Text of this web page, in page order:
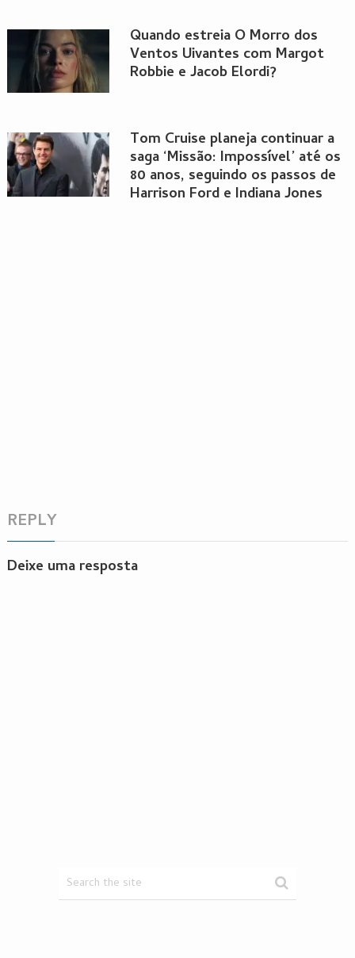
Quando estreia O Morro dos
Ventos Uivantes com Margot
Robbie e Jacob Elordi?
Tom Cruise planeja continuar a
saga ‘Missão: Impossível’ até os
80 anos, seguindo os passos de
Harrison Ford e Indiana Jones
REPLY
Deixe uma resposta